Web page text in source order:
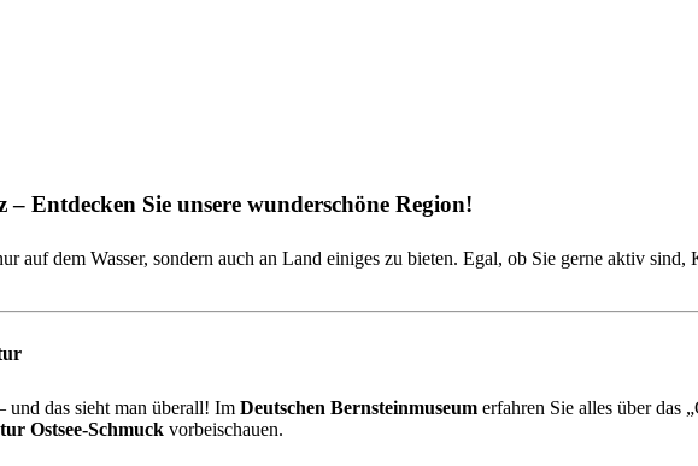
Entdecken Sie unsere wunderschöne Region!
auf dem Wasser, sondern auch an Land einiges zu bieten. Egal, ob Sie gerne aktiv
und das sieht man überall! Im Deutschen Bernsteinmuseum erfahren Sie alles über das
Ostsee-Schmuck vorbeischauen.